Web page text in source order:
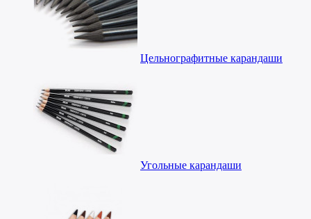
Цельнографитные карандаши
Угольные карандаши